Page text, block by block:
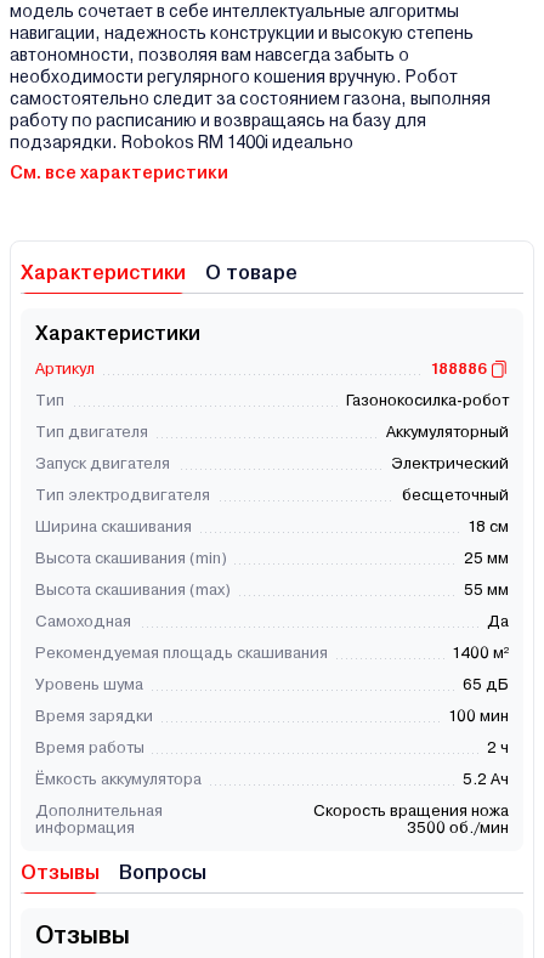
модель сочетает в себе интеллектуальные алгоритмы
навигации, надежность конструкции и высокую степень
автономности, позволяя вам навсегда забыть о
необходимости регулярного кошения вручную. Робот
самостоятельно следит за состоянием газона, выполняя
работу по расписанию и возвращаясь на базу для
подзарядки. Robokos RM 1400i идеально
См. все характеристики
Характеристики О товаре
Характеристики
Артикул
188886
Тип
Газонокосилка-робот
Тип двигателя
Аккумуляторный
Запуск двигателя
Электрический
Тип электродвигателя
бесщеточный
Ширина скашивания
18 см
Высота скашивания (min)
25 мм
Высота скашивания (max)
55 мм
Самоходная
Да
Рекомендуемая площадь скашивания
1400 м²
Уровень шума
65 дБ
Время зарядки
100 мин
Время работы
2 ч
Ёмкость аккумулятора
5.2 Ач
Дополнительная
информация
Скорость вращения ножа
3500 об./мин
Отзывы Вопросы
Отзывы